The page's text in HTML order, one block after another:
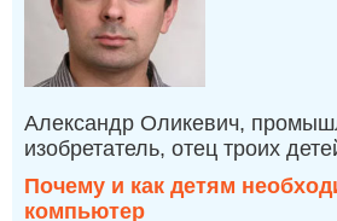
Александр Оликевич,
изобретатель, отец троих
Почему и как детям
компьютер